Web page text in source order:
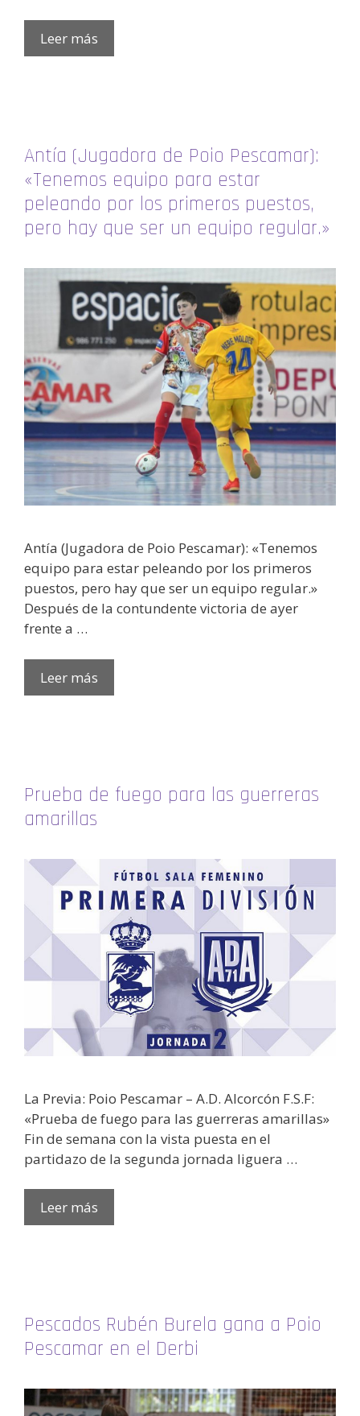
Leer más
Antía (Jugadora de Poio Pescamar):
«Tenemos equipo para estar
peleando por los primeros puestos,
pero hay que ser un equipo regular.»
Antía (Jugadora de Poio Pescamar): «Tenemos
equipo para estar peleando por los primeros
puestos, pero hay que ser un equipo regular.»
Después de la contundente victoria de ayer
frente a …
Leer más
Prueba de fuego para las guerreras
amarillas
La Previa: Poio Pescamar – A.D. Alcorcón F.S.F:
«Prueba de fuego para las guerreras amarillas»
Fin de semana con la vista puesta en el
partidazo de la segunda jornada liguera …
Leer más
Pescados Rubén Burela gana a Poio
Pescamar en el Derbi